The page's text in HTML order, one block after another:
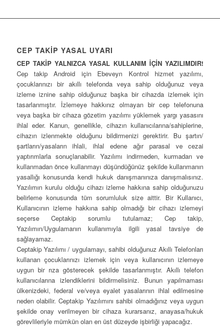
CEP TAKİP YASAL UYARI
CEP TAKİP YALNIZCA YASAL KULLANIM İÇİN YAZILIMDIR!
Cep takip Android için Ebeveyn Kontrol hizmet yazılımı,
çocuklarınızı bir akıllı telefonda veya sahip olduğunuz veya
izleme iznine sahip olduğunuz başka bir cihazda izlemek için
tasarlanmıştır. İzlemeye hakkınız olmayan bir cep telefonuna
veya başka bir cihaza gözetim yazılımı yüklemek yargı yasasını
ihlal eder. Kanun, genellikle, cihazın kullanıcılarına/sahiplerine,
cihazın izlenmekte olduğunu bildirmenizi gerektirir. Bu şartın/
şartların/yasaların ihlali, ihlal edene ağır parasal ve cezai
yaptırımlarla sonuçlanabilir. Yazılımı indirmeden, kurmadan ve
kullanmadan önce kullanmayı düşündüğünüz şekilde kullanmanın
yasallığı konusunda kendi hukuk danışmanınıza danışmalısınız.
Yazılımın kurulu olduğu cihazı izleme hakkına sahip olduğunuzu
belirleme konusunda tüm sorumluluk size aittir. Bir Kullanıcı,
Kullanıcının izleme hakkına sahip olmadığı bir cihazı izlemeyi
seçerse Ceptakip sorumlu tutulamaz; Cep takip,
Yazılımın/Uygulamanın kullanımıyla ilgili yasal tavsiye de
sağlayamaz.
Ceptakip Yazılımı / uygulamayı, sahibi olduğunuz Akıllı Telefonları
kullanan çocuklarınızı izlemek için veya kullanıcının izlemeye
uygun bir rıza gösterecek şekilde tasarlanmıştır. Akıllı telefon
kullanıcılarına izlendiklerini bildirmelisiniz. Bunun yapılmaması
ülkenizdeki, federal ve/veya eyalet yasalarının ihlal edilmesine
neden olabilir. Ceptakip Yazılımını sahibi olmadığınız veya uygun
şekilde onay verilmeyen bir cihaza kurarsanız, anayasa/hukuk
görevlileriyle mümkün olan en üst düzeyde işbirliği yapacağız.